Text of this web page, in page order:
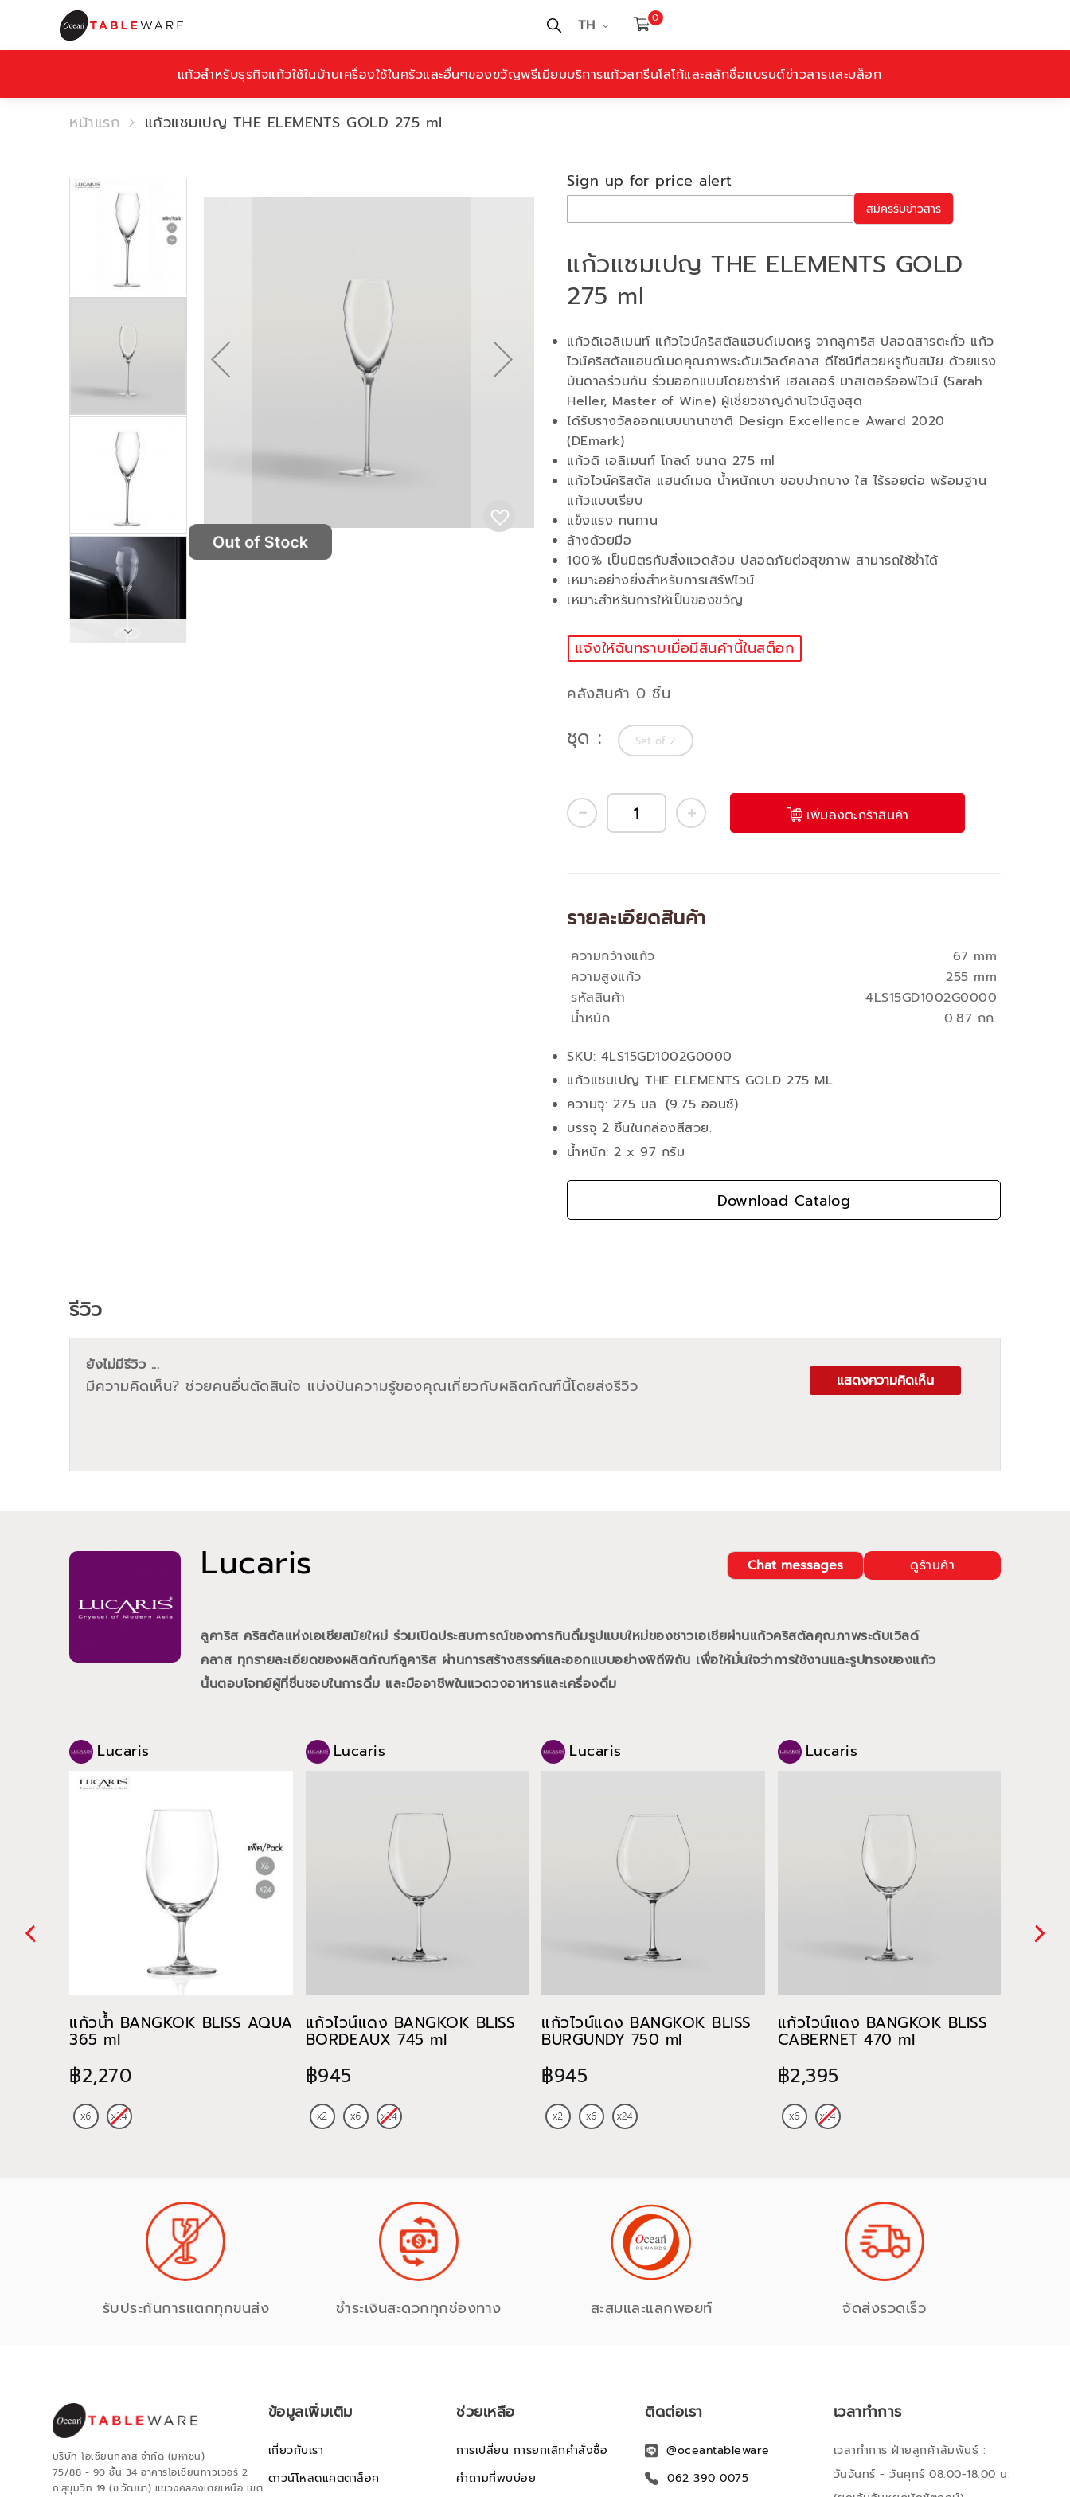
TH 0
แก้วสำหรับธุรกิจแก้วใช้ในบ้านเครื่องใช้ในครัวและอื่นๆของขวัญพรีเมียมบริการแก้วสกรีนโลโก้และสลักชื่อแบรนด์ข่าวสารและบล็อก
หน้าแรก แก้วแชมเปญ THE ELEMENTS GOLD 275 ml
แก้วแชมเปญ THE ELEMENTS GOLD
275 ml
คลังสินค้า 0 ชิ้น
แก้วดิเอลิเมนท์ แก้วไวน์คริสตัลแฮนด์เมดหรู จากลูคาริส ปลอดสารตะกั่ว แก้ว
ไวน์คริสตัลแฮนด์เมดคุณภาพระดับเวิลด์คลาส ดีไซน์ที่สวยหรูทันสมัย ด้วยแรง
บันดาลร่วมกัน ร่วมออกแบบโดยซาร่าห์ เฮลเลอร์ มาสเตอร์ออฟไวน์ (Sarah
Heller, Master of Wine) ผู้เชี่ยวชาญด้านไวน์สูงสุด
ได้รับรางวัลออกแบบนานาชาติ Design Excellence Award 2020
(DEmark)
แก้วดิ เอลิเมนท์ โกลด์ ขนาด 275 ml
แก้วไวน์คริสตัล แฮนด์เมด น้ำหนักเบา ขอบปากบาง ใส ไร้รอยต่อ พร้อมฐาน
แก้วแบบเรียบ
แข็งแรง ทนทาน
ล้างด้วยมือ
100% เป็นมิตรกับสิ่งแวดล้อม ปลอดภัยต่อสุขภาพ สามารถใช้ช้ำได้
เหมาะอย่างยิ่งสำหรับการเสิร์ฟไวน์
เหมาะสำหรับการให้เป็นของขวัญ
Sign up for price alert
สมัครรับข่าวสาร
แจ้งให้ฉันทราบเมื่อมีสินค้านี้ในสต็อก
ชุด Set of 2
เพิ่มลงตะกร้าสินค้า
SKU: 4LS15GD1002G0000
แก้วแชมเปญ THE ELEMENTS GOLD 275 ML.
ความจุ: 275 มล. (9.75 ออนซ์)
บรรจุ 2 ชิ้นในกล่องสีสวย.
น้ำหนัก: 2 x 97 กรัม
Download Catalog
รายละเอียดสินค้า
คุณสมบัติ
ความกว้างแก้ว
67 mm
ความสูงแก้ว
255 mm
รหัสสินค้า
4LS15GD1002G0000
น้ำหนัก
0.87 กก.
Lucaris ดูร้านค้า
Chat messages
ลูคาริส คริสตัลแห่งเอเชียสมัยใหม่ ร่วมเปิดประสบการณ์ของการกินดื่มรูปแบบใหม่ของชาวเอเชียผ่านแก้วคริสตัลคุณภาพระดับเวิลด์
คลาส ทุกรายละเอียดของผลิตภัณฑ์ลูคาริส ผ่านการสร้างสรรค์และออกแบบอย่างพิถีพิถัน เพื่อให้มั่นใจว่าการใช้งานและรูปทรงของแก้ว
นั้นตอบโจทย์ผู้ที่ชื่นชอบในการดื่ม และมืออาชีพในแวดวงอาหารและเครื่องดื่ม
Lucaris
แก้วน้ำ BANGKOK BLISS AQUA
365 ml
฿2,270
Lucaris
แก้วไวน์แดง BANGKOK BLISS
BORDEAUX 745 ml
฿945
Lucaris
แก้วไวน์แดง BANGKOK BLISS
BURGUNDY 750 ml
฿945
Lucaris
แก้วไวน์แดง BANGKOK BLISS
CABERNET 470 ml
฿2,395
รีวิว
ยังไม่มีรีวิว ...
มีความคิดเห็น? ช่วยคนอื่นตัดสินใจ แบ่งปันความรู้ของคุณเกี่ยวกับผลิตภัณฑ์นี้โดยส่งรีวิว แสดงความคิดเห็น
รับประกันการแตกทุกขนส่ง ชำระเงินสะดวกทุกช่องทาง สะสมและแลกพอยท์ จัดส่งรวดเร็ว
บริษัท โอเชียนกลาส จำกัด (มหาชน)
75/88 - 90 ชั้น 34 อาคารโอเชี่ยนทาวเวอร์ 2
ถ.สุขุมวิท 19 (ซ.วัฒนา) แขวงคลองเตยเหนือ เขต
ข้อมูลเพิ่มเติม
เกี่ยวกับเรา
ดาวน์โหลดแคตตาล็อค
ช่วยเหลือ
การเปลี่ยน การยกเลิกคำสั่งซื้อ
คำถามที่พบบ่อย
ติดต่อเรา
@oceantableware
062 390 0075
เวลาทำการ
เวลาทำการ ฝ่ายลูกค้าสัมพันธ์ :
วันจันทร์ - วันศุกร์ 08.00-18.00 น.